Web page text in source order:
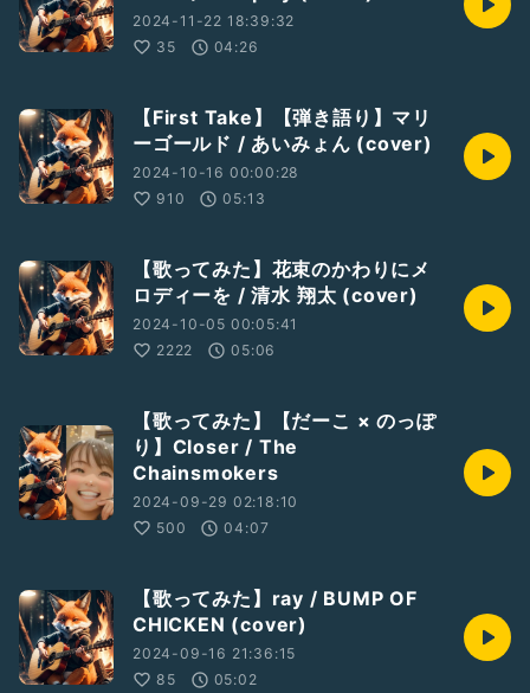
2024-11-22 18:39:32
35
04:26
【First Take】【弾き語り】マリ
ーゴールド / あいみょん (cover)
2024-10-16 00:00:28
910
05:13
【歌ってみた】花束のかわりにメ
ロディーを / 清水 翔太 (cover)
2024-10-05 00:05:41
2222
05:06
【歌ってみた】【だーこ × のっぽ
り】Closer / The
Chainsmokers
2024-09-29 02:18:10
500
04:07
【歌ってみた】ray / BUMP OF
CHICKEN (cover)
2024-09-16 21:36:15
85
05:02